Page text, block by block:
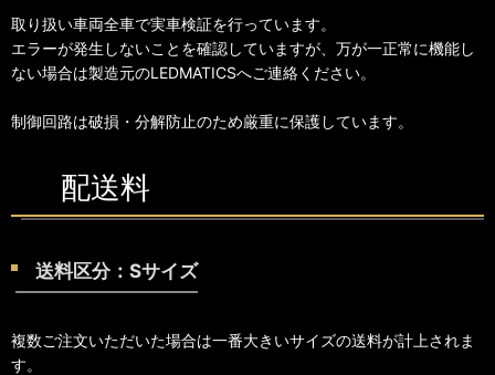
取り扱い車両全車で実車検証を行っています。
エラーが発生しないことを確認していますが、万が一正常に機能し
ない場合は製造元のLEDMATICSへご連絡ください。
制御回路は破損・分解防止のため厳重に保護しています。
配送料
送料区分：Sサイズ
複数ご注文いただいた場合は一番大きいサイズの送料が計上されま
す。